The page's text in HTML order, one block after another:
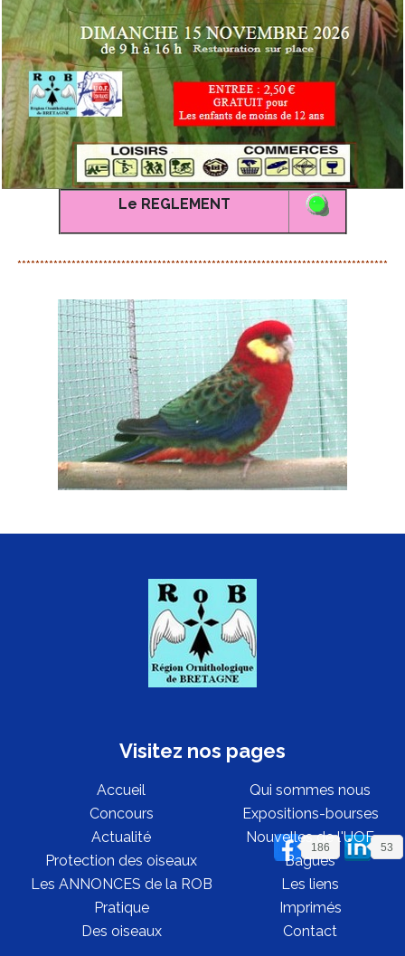
Le REGLEMENT
**********************************************************************************
186 53
Visitez nos pages
Accueil
Qui sommes nous
Concours
Expositions-bourses
Actualité
Nouvelles de l'UOF
Protection des oiseaux
Bagues
Les ANNONCES de la ROB
Les liens
Pratique
Imprimés
Des oiseaux
Contact